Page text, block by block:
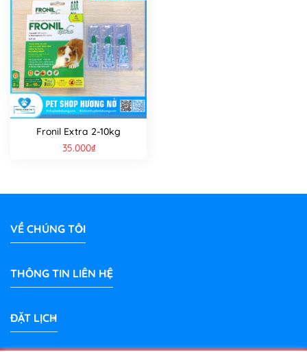
Fronil Extra 2-10kg
35.000₫
VỀ CHÚNG TÔI
THÔNG TIN LIÊN HỆ
ĐẶT LỊCH